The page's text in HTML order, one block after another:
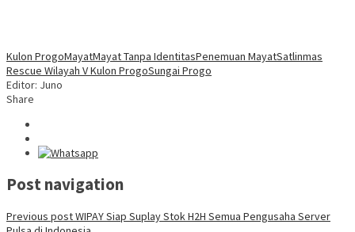
Kulon ProgoMayatMayat Tanpa IdentitasPenemuan MayatSatlinmas
Rescue Wilayah V Kulon ProgoSungai Progo
Editor: Juno
Share
Post navigation
Previous postWIPAY Siap Suplay Stok H2H Semua Pengusaha Server